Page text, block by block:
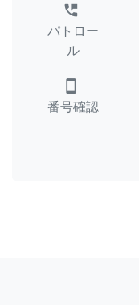
perm_phone_msg
パトロー
ル
smartphone
番号確認